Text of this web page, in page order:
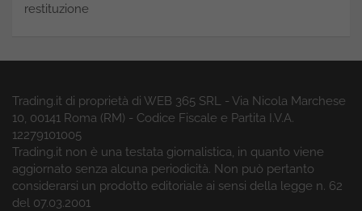
restituzione
Trading.it di proprietà di WEB 365 SRL - Via Nicola Marchese
10, 00141 Roma (RM) - Codice Fiscale e Partita I.V.A.
12279101005
Trading.it non è una testata giornalistica, in quanto viene
aggiornato senza alcuna periodicità. Non può pertanto
considerarsi un prodotto editoriale ai sensi della legge n. 62
del 07.03.2001